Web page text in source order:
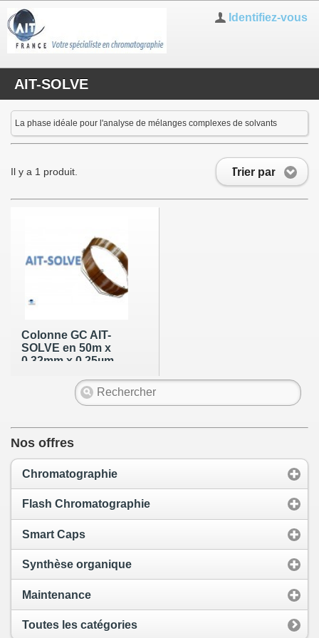
Identifiez-vous
AIT-SOLVE
La phase idéale pour l'analyse de mélanges complexes de solvants
Trier par
Il y a 1 produit.
Colonne GC AIT-
SOLVE en 50m x
0,32mm x 0,25µm
Nos offres
Chromatographie
Flash Chromatographie
Smart Caps
Synthèse organique
Maintenance
Toutes les catégories